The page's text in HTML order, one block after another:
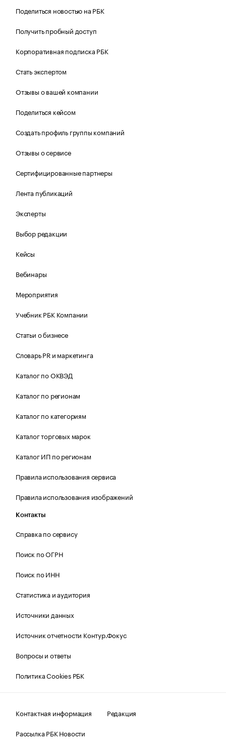
Поделиться новостью на РБК
Получить пробный доступ
Корпоративная подписка РБК
Стать экспертом
Отзывы о вашей компании
Поделиться кейсом
Создать профиль группы компаний
Отзывы о сервисе
Сертифицированные партнеры
Лента публикаций
Эксперты
Выбор редакции
Кейсы
Вебинары
Мероприятия
Учебник РБК Компании
Статьи о бизнесе
Словарь PR и маркетинга
Каталог по ОКВЭД
Каталог по регионам
Каталог по категориям
Каталог торговых марок
Каталог ИП по регионам
Правила использования сервиса
Правила использования изображений
Контакты
Справка по сервису
Поиск по ОГРН
Поиск по ИНН
Статистика и аудитория
Источники данных
Источник отчетности Контур.Фокус
Вопросы и ответы
Политика Cookies РБК
Контактная информация
Редакция
Рассылка РБК Новости